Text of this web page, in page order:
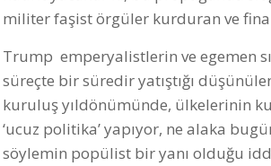
militer faşist örgüler kurduran ve
Trump emperyalistlerin ve egemen
süreçte bir süredir yatıştığı
kuruluş yıldönümünde, ülkelerinin
‘ucuz politika’ yapıyor, ne alaka
söylemin popülist bir yanı olduğu